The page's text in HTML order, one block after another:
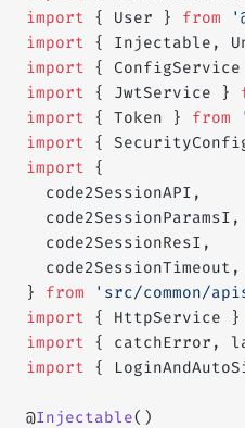
import { User } from
import { Injectable,
import {
import { JwtService }
import { Token } from
import {
import {
  code2SessionAPI,
  code2SessionParamsI,
  code2SessionResI,
  code2SessionTimeout,
} from 'src/common/
import { HttpService }
import { catchError,
import {
@Injectable()